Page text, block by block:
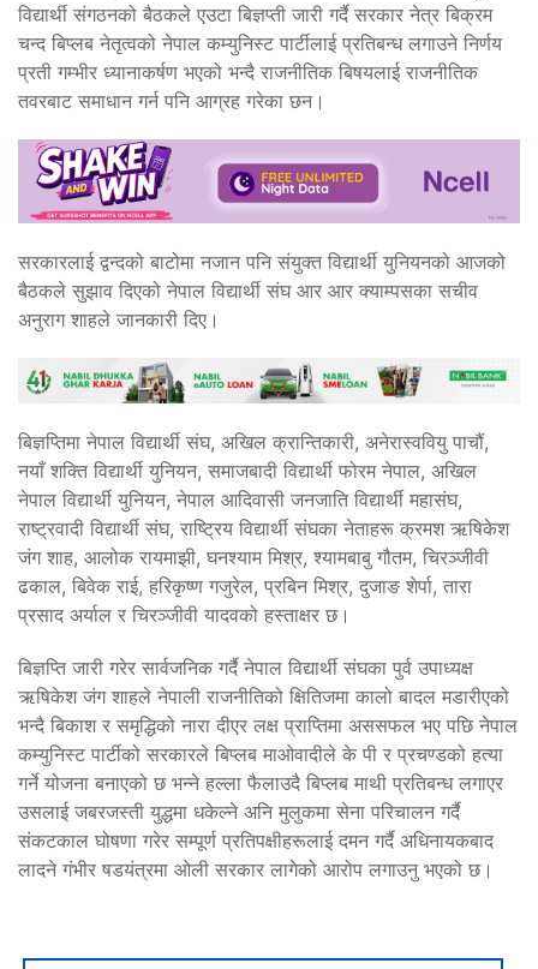
विद्यार्थी संगठनको बैठकले एउटा बिज्ञप्ती जारी गर्दै सरकार नेत्र बिक्रम
चन्द बिप्लब नेतृत्वको नेपाल कम्युनिस्ट पार्टीलाई प्रतिबन्ध लगाउने निर्णय
प्रती गम्भीर ध्यानाकर्षण भएको भन्दै राजनीतिक बिषयलाई राजनीतिक
तवरबाट समाधान गर्न पनि आग्रह गरेका छन।
सरकारलाई द्वन्दको बाटोमा नजान पनि संयुक्त विद्यार्थी युनियनको आजको
बैठकले सुझाव दिएको नेपाल विद्यार्थी संघ आर आर क्याम्पसका सचीव
अनुराग शाहले जानकारी दिए।
बिज्ञप्तिमा नेपाल विद्यार्थी संघ, अखिल क्रान्तिकारी, अनेरास्ववियु पाचौं,
नयाँ शक्ति विद्यार्थी युनियन, समाजबादी विद्यार्थी फोरम नेपाल, अखिल
नेपाल विद्यार्थी युनियन, नेपाल आदिवासी जनजाति विद्यार्थी महासंघ,
राष्ट्रवादी विद्यार्थी संघ, राष्ट्रिय विद्यार्थी संघका नेताहरू क्रमश ऋषिकेश
जंग शाह, आलोक रायमाझी, घनश्याम मिश्र, श्यामबाबु गौतम, चिरञ्जीवी
ढकाल, बिवेक राई, हरिकृष्ण गजुरेल, प्रबिन मिश्र, दुजाङ शेर्पा, तारा
प्रसाद अर्याल र चिरञ्जीवी यादवको हस्ताक्षर छ।
बिज्ञप्ति जारी गरेर सार्वजनिक गर्दै नेपाल विद्यार्थी संघका पुर्व उपाध्यक्ष
ऋषिकेश जंग शाहले नेपाली राजनीतिको क्षितिजमा कालो बादल मडारीएको
भन्दै बिकाश र समृद्धिको नारा दीएर लक्ष प्राप्तिमा अससफल भए पछि नेपाल
कम्युनिस्ट पार्टीको सरकारले बिप्लब माओवादीले के पी र प्रचण्डको हत्या
गर्ने योजना बनाएको छ भन्ने हल्ला फैलाउदै बिप्लब माथी प्रतिबन्ध लगाएर
उसलाई जबरजस्ती युद्धमा धकेल्ने अनि मुलुकमा सेना परिचालन गर्दै
संकटकाल घोषणा गरेर सम्पूर्ण प्रतिपक्षीहरूलाई दमन गर्दै अधिनायकबाद
लादने गंभीर षडयंत्रमा ओली सरकार लागेको आरोप लगाउनु भएको छ।